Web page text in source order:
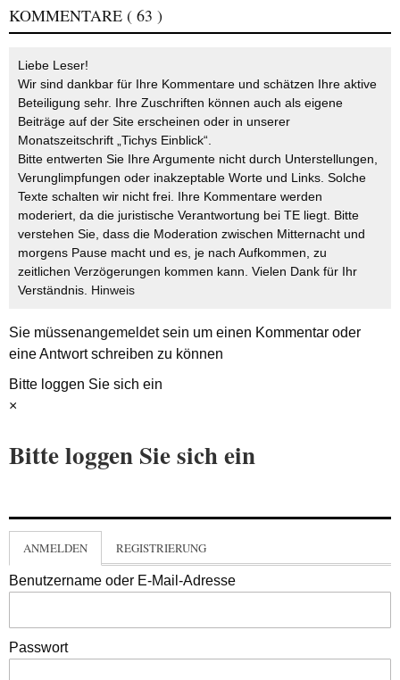
KOMMENTARE ( 63 )
Liebe Leser!
Wir sind dankbar für Ihre Kommentare und schätzen Ihre aktive
Beteiligung sehr. Ihre Zuschriften können auch als eigene
Beiträge auf der Site erscheinen oder in unserer
Monatszeitschrift „Tichys Einblick“.
Bitte entwerten Sie Ihre Argumente nicht durch Unterstellungen,
Verunglimpfungen oder inakzeptable Worte und Links. Solche
Texte schalten wir nicht frei. Ihre Kommentare werden
moderiert, da die juristische Verantwortung bei TE liegt. Bitte
verstehen Sie, dass die Moderation zwischen Mitternacht und
morgens Pause macht und es, je nach Aufkommen, zu
zeitlichen Verzögerungen kommen kann. Vielen Dank für Ihr
Verständnis. Hinweis
Sie müssenangemeldetsein um einen Kommentar oder
eine Antwort schreiben zu können
Bitte loggen Sie sich ein
×
Bitte loggen Sie sich ein
ANMELDEN REGISTRIERUNG
Benutzername oder E-Mail-Adresse
Passwort